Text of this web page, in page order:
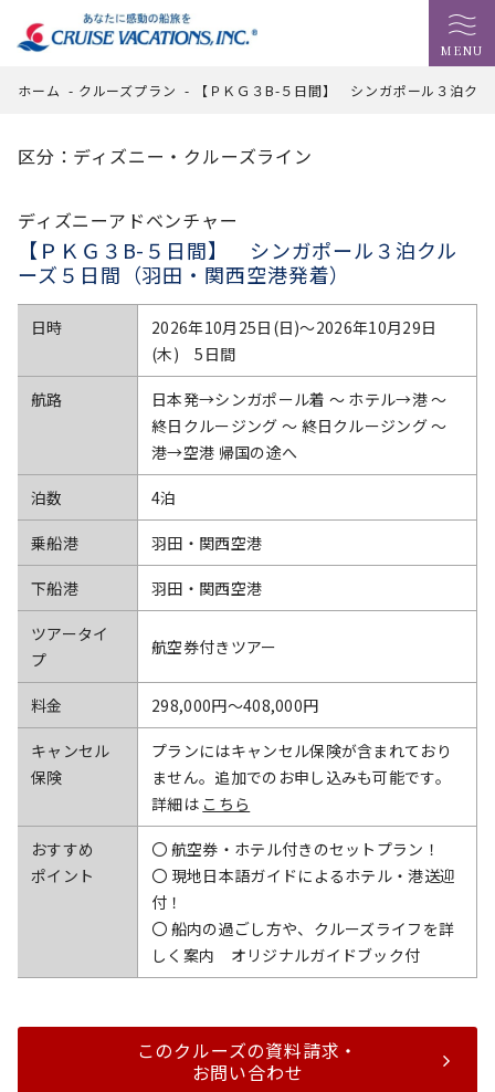
MENU
ホーム - クルーズプラン - 【ＰＫＧ３B-５日間】 シンガポール３泊ク
区分：ディズニー・クルーズライン
ディズニーアドベンチャー
【ＰＫＧ３B-５日間】 シンガポール３泊クル
ーズ５日間（羽田・関西空港発着）
日時
2026年10月25日(日)〜2026年10月29日
(木) 5日間
航路
日本発→シンガポール着 ～ ホテル→港 ～
終日クルージング ～ 終日クルージング ～
港→空港 帰国の途へ
泊数 4泊
乗船港 羽田・関西空港
下船港 羽田・関西空港
ツアータイ
プ
航空券付きツアー
料金 298,000円〜408,000円
キャンセル
保険
プランにはキャンセル保険が含まれており
ません。追加でのお申し込みも可能です。
詳細は こちら
おすすめ
ポイント
〇 航空券・ホテル付きのセットプラン！
〇 現地日本語ガイドによるホテル・港送迎
付！
〇 船内の過ごし方や、クルーズライフを詳
しく案内 オリジナルガイドブック付
このクルーズの資料請求・
お問い合わせ